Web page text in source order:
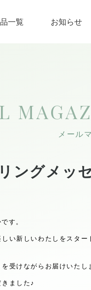
一覧 お知らせ
メール
ングメッ
す。
い新しいわたしをスター
受けながらお届けいたし
ました ♪